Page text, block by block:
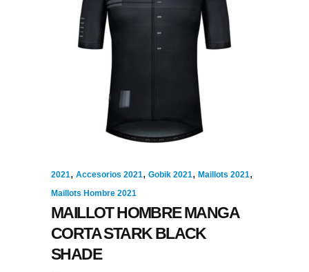
2021, Accesorios 2021, Gobik 2021, Maillots 2021,
Maillots Hombre 2021
MAILLOT HOMBRE MANGA
CORTA STARK BLACK
SHADE